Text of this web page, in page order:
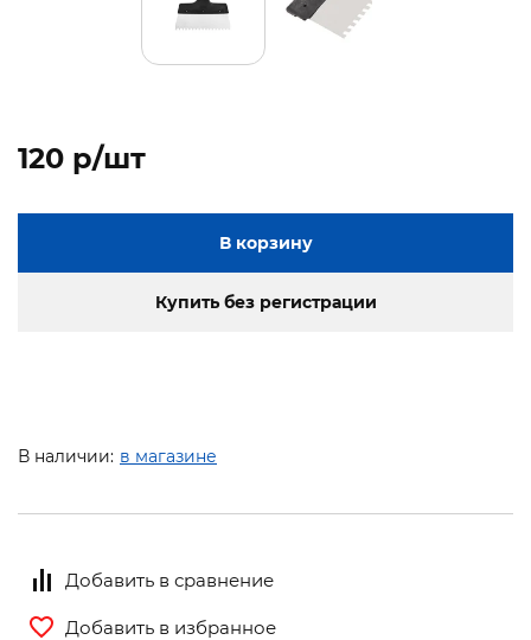
120 p/шт
В корзину
Купить без регистрации
В наличии: в магазине
Добавить в сравнение
Добавить в избранное